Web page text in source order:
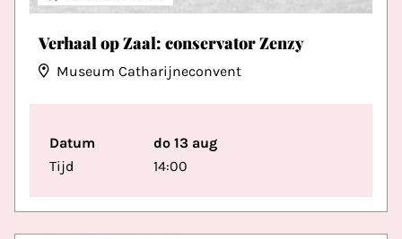
Verhaal op Zaal: conservator Zenzy
Museum Catharijneconvent
Datum
do 13 aug
Tijd
14:00